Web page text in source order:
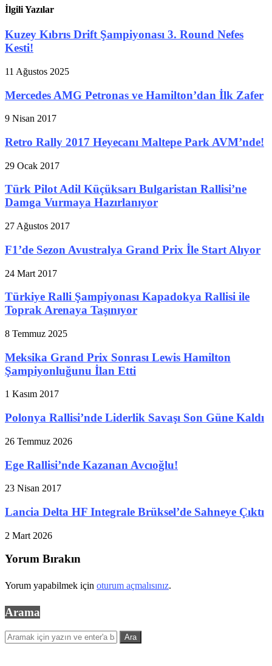
İlgili Yazılar
Kuzey Kıbrıs Drift Şampiyonası 3. Round Nefes
Kesti!
11 Ağustos 2025
Mercedes AMG Petronas ve Hamilton’dan İlk Zafer
9 Nisan 2017
Retro Rally 2017 Heyecanı Maltepe Park AVM’nde!
29 Ocak 2017
Türk Pilot Adil Küçüksarı Bulgaristan Rallisi’ne
Damga Vurmaya Hazırlanıyor
27 Ağustos 2017
F1’de Sezon Avustralya Grand Prix İle Start Alıyor
24 Mart 2017
Türkiye Ralli Şampiyonası Kapadokya Rallisi ile
Toprak Arenaya Taşınıyor
8 Temmuz 2025
Meksika Grand Prix Sonrası Lewis Hamilton
Şampiyonluğunu İlan Etti
1 Kasım 2017
Polonya Rallisi’nde Liderlik Savaşı Son Güne Kaldı
26 Temmuz 2026
Ege Rallisi’nde Kazanan Avcıoğlu!
23 Nisan 2017
Lancia Delta HF Integrale Brüksel’de Sahneye Çıktı
2 Mart 2026
Yorum Bırakın
Yorum yapabilmek için oturum açmalısınız.
Arama